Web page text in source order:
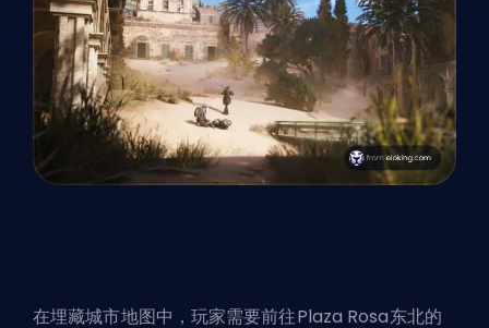
在埋藏城市地图中，玩家需要前往Plaza Rosa东北的